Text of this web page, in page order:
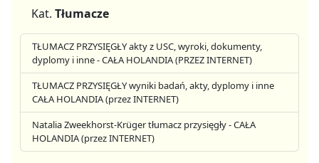
Kat. Tłumacze
TŁUMACZ PRZYSIĘGŁY akty z USC, wyroki, dokumenty,
dyplomy i inne - CAŁA HOLANDIA (PRZEZ INTERNET)
TŁUMACZ PRZYSIĘGŁY wyniki badań, akty, dyplomy i inne
CAŁA HOLANDIA (przez INTERNET)
Natalia Zweekhorst-Krüger tłumacz przysięgły - CAŁA
HOLANDIA (przez INTERNET)